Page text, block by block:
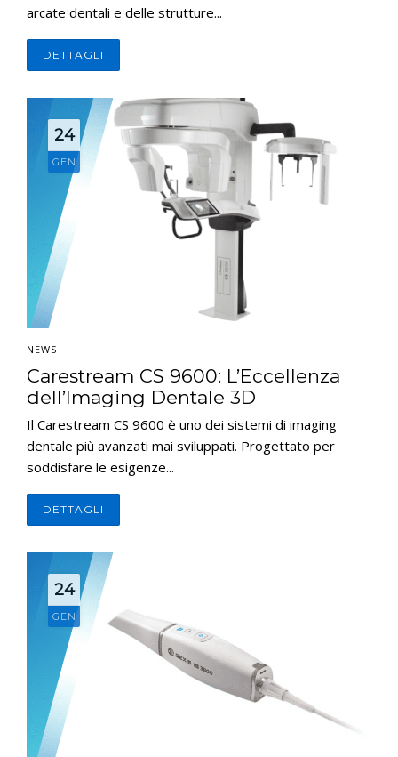
arcate dentali e delle strutture...
DETTAGLI
24
GEN
NEWS
Carestream CS 9600: L’Eccellenza
dell’Imaging Dentale 3D
Il Carestream CS 9600 è uno dei sistemi di imaging
dentale più avanzati mai sviluppati. Progettato per
soddisfare le esigenze...
DETTAGLI
24
GEN